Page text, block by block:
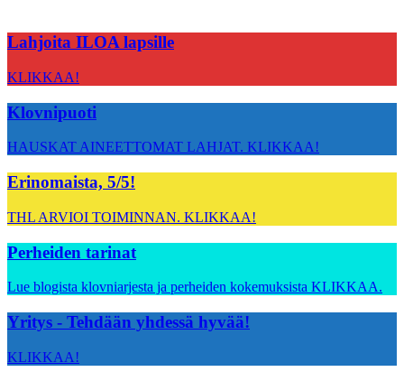
Lahjoita ILOA lapsille
KLIKKAA!
Klovnipuoti
HAUSKAT AINEETTOMAT LAHJAT. KLIKKAA!
Erinomaista, 5/5!
THL ARVIOI TOIMINNAN. KLIKKAA!
Perheiden tarinat
Lue blogista klovniarjesta ja perheiden kokemuksista KLIKKAA.
Yritys - Tehdään yhdessä hyvää!
KLIKKAA!